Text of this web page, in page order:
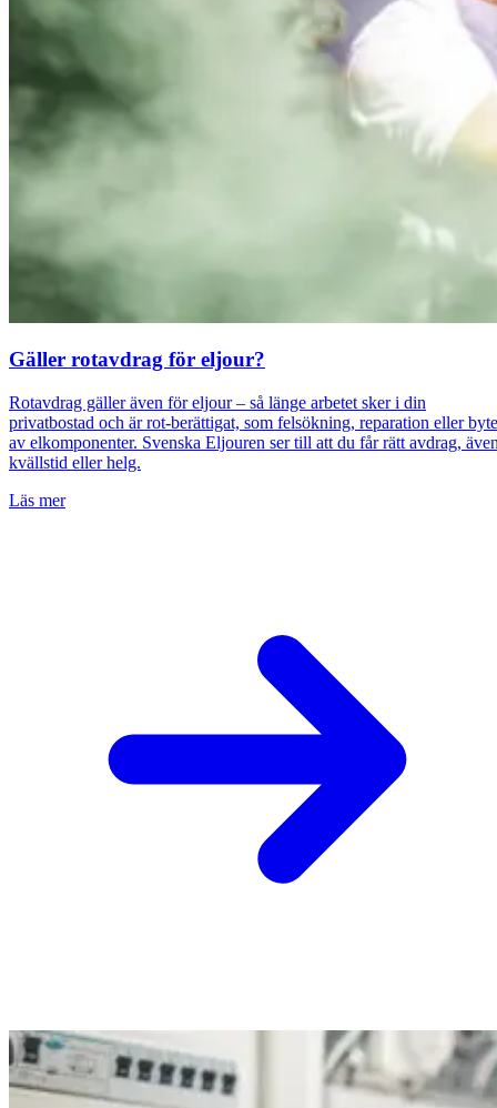
Gäller rotavdrag för eljour?
Rotavdrag gäller även för eljour – så länge arbetet sker i din
privatbostad och är rot-berättigat, som felsökning, reparation eller byte
av elkomponenter. Svenska Eljouren ser till att du får rätt avdrag,
kvällstid eller helg.
Läs mer